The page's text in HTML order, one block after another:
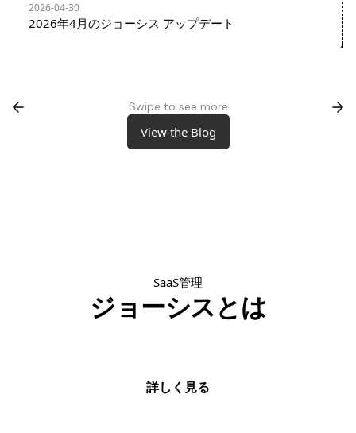
2026-04-30
2026年4月のジョーシス アップデート
Swipe to see more
View the Blog
View the Blog
SaaS管理
ジョーシスとは
詳しく見る